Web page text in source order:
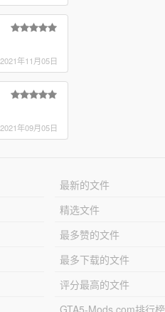
2021年11月05日
2021年09月05日
最新的文件
精选文件
最多赞的文件
最多下载的文件
评分最高的文件
GTA5-Mods.com排行榜